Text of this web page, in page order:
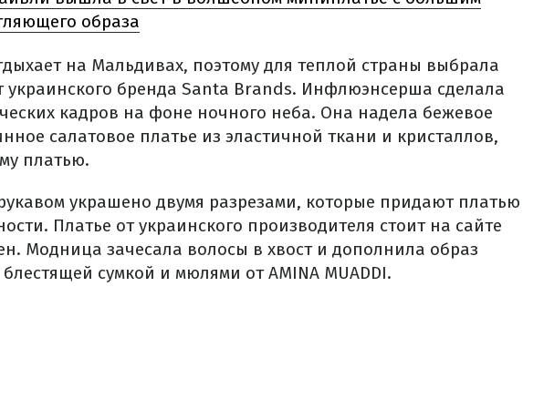
образа
на Мальдивах, поэтому для теплой страны выбрала
украинского бренда Santa Brands. Инфлюэнсерша сделала
кадров на фоне ночного неба. Она надела бежевое
салатовое платье из эластичной ткани и кристаллов,
платью.
украшено двумя разрезами, которые придают платью
Платье от украинского производителя стоит на сайте
Модница зачесала волосы в хвост и дополнила образ
сумкой и мюлями от AMINA MUADDI.